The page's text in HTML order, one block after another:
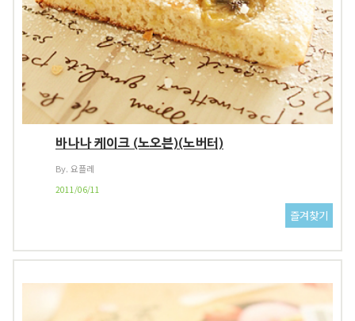
바나나 케이크 (노오븐)(노버터)
By. 요플레
2011/06/11